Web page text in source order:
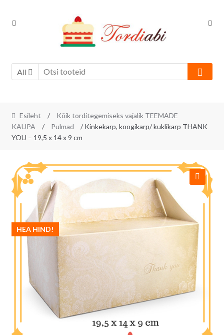
Skip
Skip
All
Esileht /
Kõik torditegemiseks vajalik TEEMADE
KAUPA
/ Pulmad
/ Kinkekarp, koogikarp/ kuklikarp THANK
YOU – 19,5 x 14 x 9 cm
HEA HIND!